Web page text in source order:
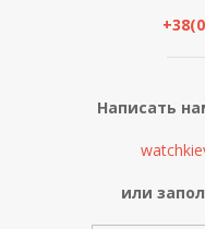
Написать
или